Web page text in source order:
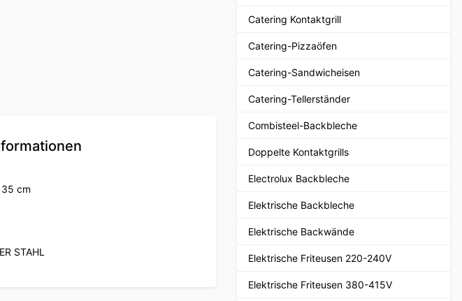
cm
STAHL
Catering Kontaktgrill
Catering-Pizzaöfen
Catering-Sandwicheisen
Catering-Tellerständer
Combisteel-Backbleche
Doppelte Kontaktgrills
Electrolux Backbleche
Elektrische Backbleche
Elektrische Backwände
Elektrische Friteusen 220-240V
Elektrische Friteusen 380-415V